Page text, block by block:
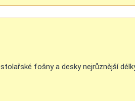
fošny a desky nejrůznější